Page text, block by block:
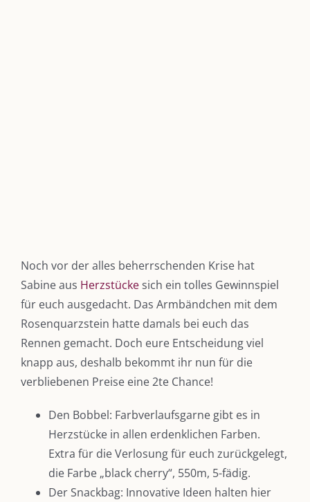
Noch vor der alles beherrschenden Krise hat
Sabine aus Herzstückesich ein tolles Gewinnspiel
für euch ausgedacht. Das Armbändchen mit dem
Rosenquarzstein hatte damals bei euch das
Rennen gemacht. Doch eure Entscheidung viel
knapp aus, deshalb bekommt ihr nun für die
verbliebenen Preise eine 2te Chance!
Den Bobbel: Farbverlaufsgarne gibt es in
Herzstücke in allen erdenklichen Farben.
Extra für die Verlosung für euch zurückgelegt,
die Farbe „black cherry“, 550m, 5-fädig.
Der Snackbag: Innovative Ideen halten hier